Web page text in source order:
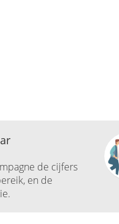
de cijfers
en de